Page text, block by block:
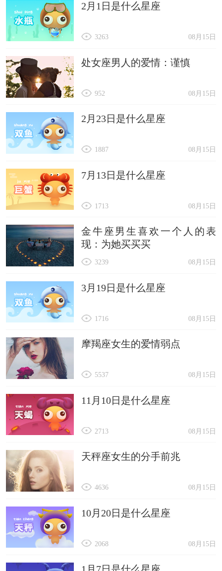
2月1日是什么星座
08月15日
3263
处女座男人的爱情：谨慎
08月15日
952
2月23日是什么星座
08月15日
1887
7月13日是什么星座
08月15日
1713
金牛座男生喜欢一个人的表
现：为她买买买
08月15日
3239
3月19日是什么星座
08月15日
1716
摩羯座女生的爱情弱点
08月15日
5537
11月10日是什么星座
08月15日
2713
天秤座女生的分手前兆
08月15日
4636
10月20日是什么星座
08月15日
2068